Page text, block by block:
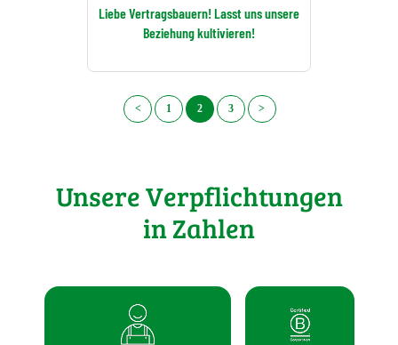
Liebe Vertragsbauern! Lasst uns unsere
Beziehung kultivieren!
< 1 2 3 >
Unsere Verpflichtungen
in Zahlen